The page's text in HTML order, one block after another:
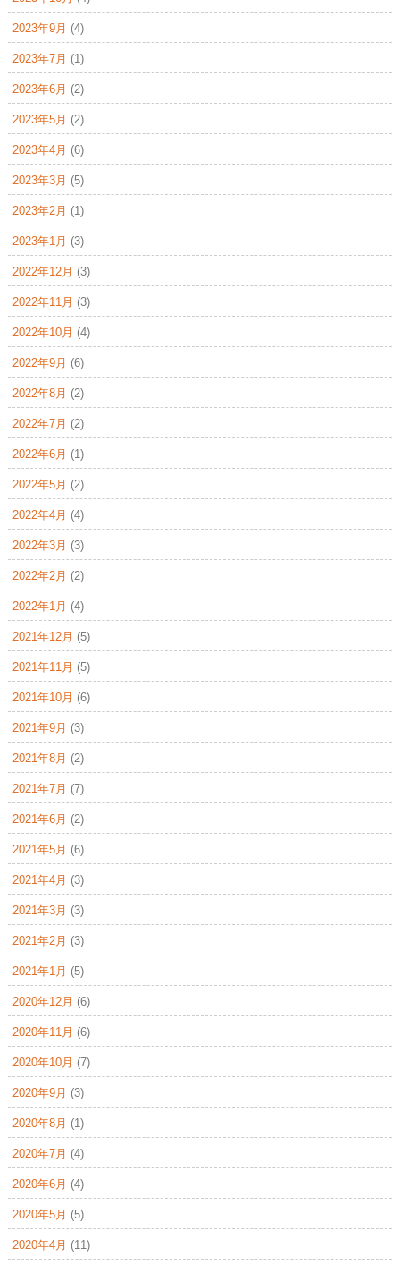
2023年9月 (4)
2023年7月 (1)
2023年6月 (2)
2023年5月 (2)
2023年4月 (6)
2023年3月 (5)
2023年2月 (1)
2023年1月 (3)
2022年12月 (3)
2022年11月 (3)
2022年10月 (4)
2022年9月 (6)
2022年8月 (2)
2022年7月 (2)
2022年6月 (1)
2022年5月 (2)
2022年4月 (4)
2022年3月 (3)
2022年2月 (2)
2022年1月 (4)
2021年12月 (5)
2021年11月 (5)
2021年10月 (6)
2021年9月 (3)
2021年8月 (2)
2021年7月 (7)
2021年6月 (2)
2021年5月 (6)
2021年4月 (3)
2021年3月 (3)
2021年2月 (3)
2021年1月 (5)
2020年12月 (6)
2020年11月 (6)
2020年10月 (7)
2020年9月 (3)
2020年8月 (1)
2020年7月 (4)
2020年6月 (4)
2020年5月 (5)
2020年4月 (11)